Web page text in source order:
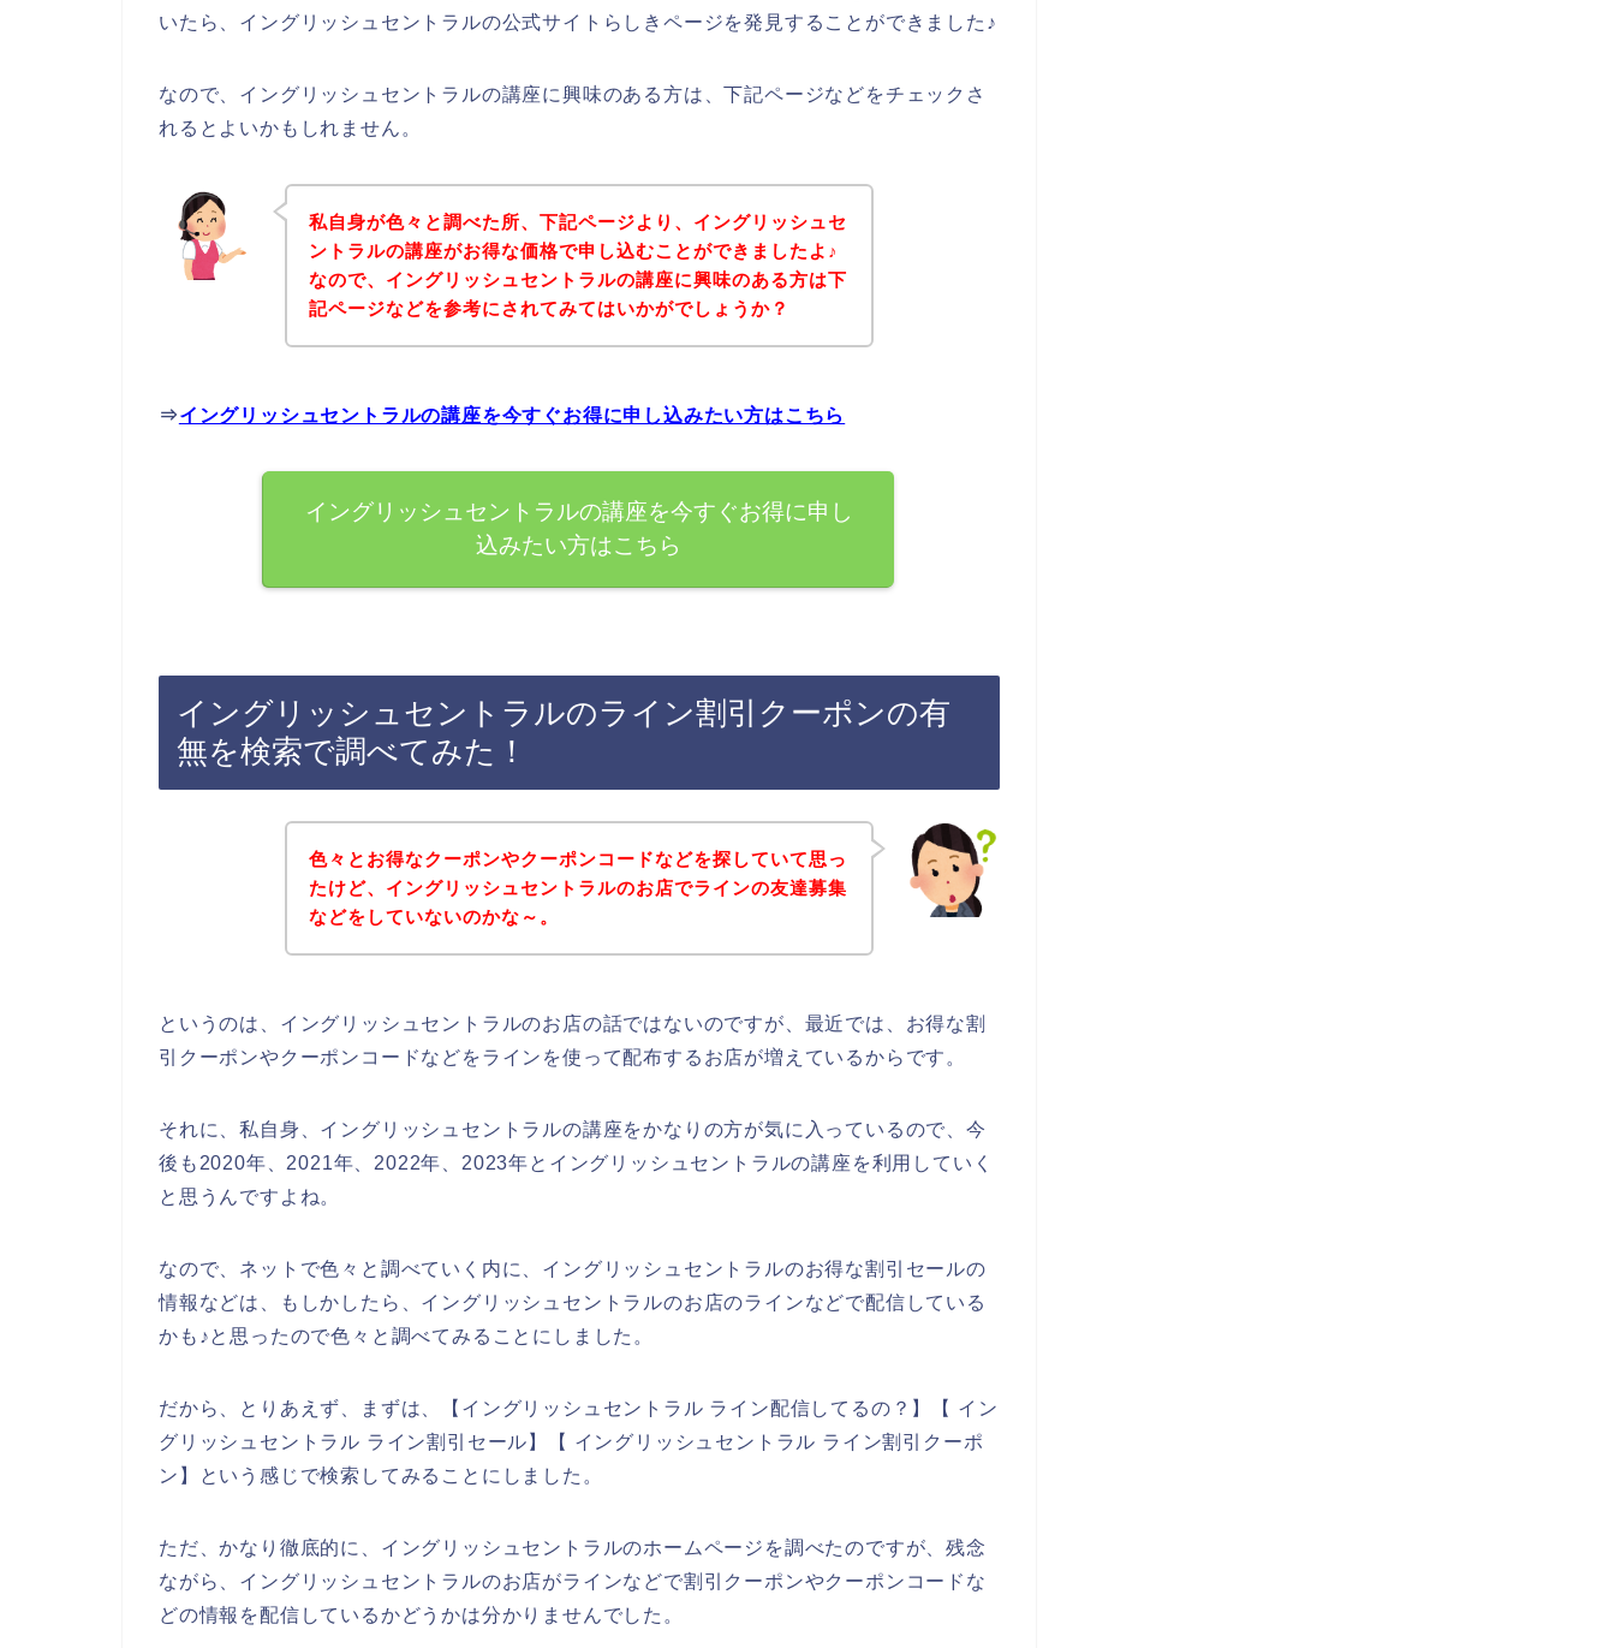
いたら、イングリッシュセントラルの公式サイトらしきページを発見することができました♪
なので、イングリッシュセントラルの講座に興味のある方は、下記ページなどをチェックさ
れるとよいかもしれません。
私自身が色々と調べた所、下記ページより、イングリッシュセ
ントラルの講座がお得な価格で申し込むことができましたよ♪
なので、イングリッシュセントラルの講座に興味のある方は下
記ページなどを参考にされてみてはいかがでしょうか？
⇒イングリッシュセントラルの講座を今すぐお得に申し込みたい方はこちら
イングリッシュセントラルの講座を今すぐお得に申し
込みたい方はこちら
イングリッシュセントラルのライン割引クーポンの有
無を検索で調べてみた！
色々とお得なクーポンやクーポンコードなどを探していて思っ
たけど、イングリッシュセントラルのお店でラインの友達募集
などをしていないのかな～。
というのは、イングリッシュセントラルのお店の話ではないのですが、最近では、お得な割
引クーポンやクーポンコードなどをラインを使って配布するお店が増えているからです。
それに、私自身、イングリッシュセントラルの講座をかなりの方が気に入っているので、今
後も2020年、2021年、2022年、2023年とイングリッシュセントラルの講座を利用していく
と思うんですよね。
なので、ネットで色々と調べていく内に、イングリッシュセントラルのお得な割引セールの
情報などは、もしかしたら、イングリッシュセントラルのお店のラインなどで配信している
かも♪と思ったので色々と調べてみることにしました。
だから、とりあえず、まずは、【イングリッシュセントラル ライン配信してるの？】【 イン
グリッシュセントラル ライン割引セール】【 イングリッシュセントラル ライン割引クーポ
ン】という感じで検索してみることにしました。
ただ、かなり徹底的に、イングリッシュセントラルのホームページを調べたのですが、残念
ながら、イングリッシュセントラルのお店がラインなどで割引クーポンやクーポンコードな
どの情報を配信しているかどうかは分かりませんでした。